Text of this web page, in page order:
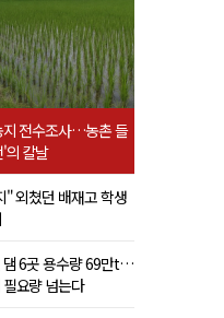
지 전수조사…농촌 들
의 칼날
" 외쳤던 배재고 학생
댐 6곳 용수량 69만t…
요량 넘는다